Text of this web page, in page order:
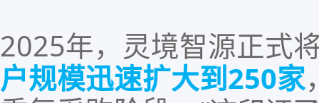
2025年，灵境智源正式
户规模迅速扩大到250家